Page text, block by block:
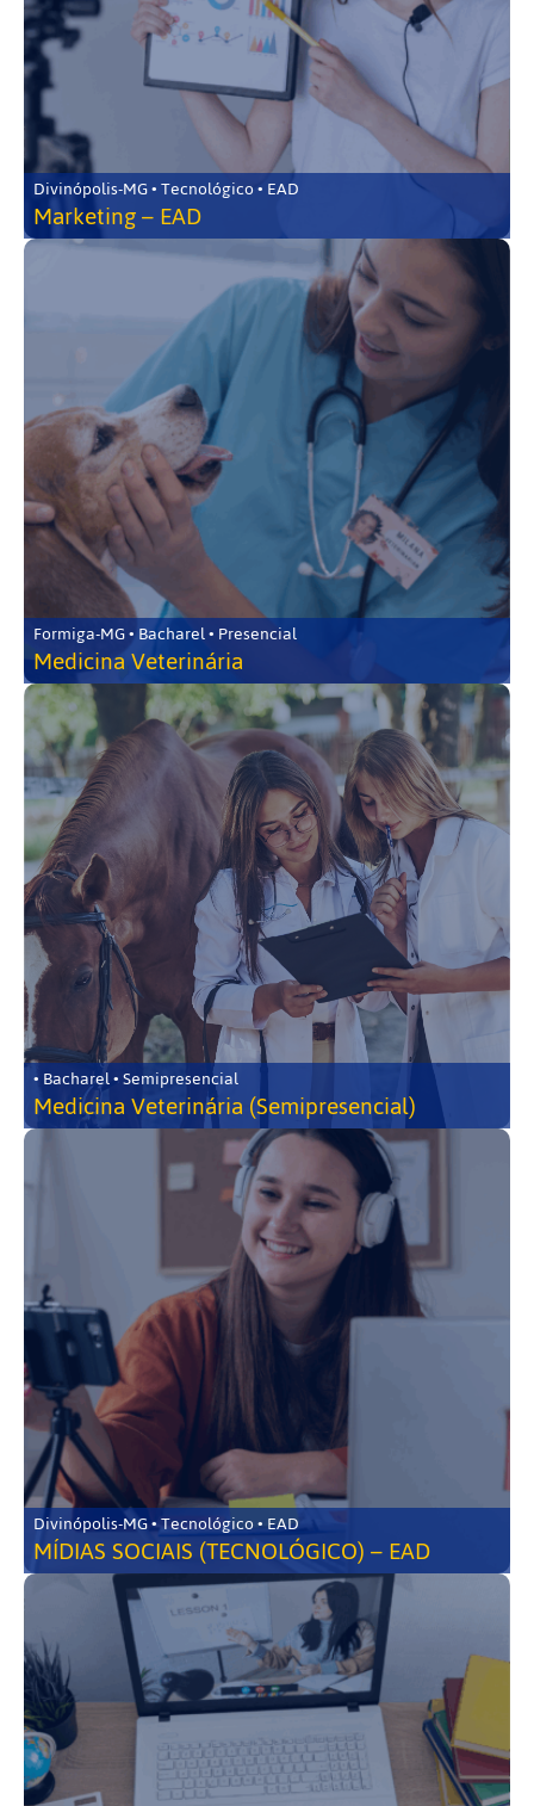
Divinópolis-MG • Tecnológico • EAD
Marketing – EAD
Formiga-MG • Bacharel • Presencial
Medicina Veterinária
• Bacharel • Semipresencial
Medicina Veterinária (Semipresencial)
Divinópolis-MG • Tecnológico • EAD
MÍDIAS SOCIAIS (TECNOLÓGICO) – EAD